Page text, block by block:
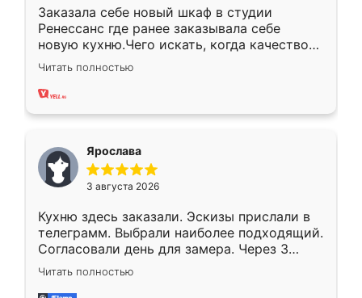
Заказала себе новый шкаф в студии
Ренессанс где ранее заказывала себе
новую кухню.Чего искать, когда качеством
вполне довольна. Служит кухня уже почти
два года, нареканий нет.
Читать полностью
Ярослава
3 августа 2026
Кухню здесь заказали. Эскизы прислали в
телеграмм. Выбрали наиболее подходящий.
Согласовали день для замера. Через 3
недели кухня была уже готова. Остались
довольны работой. Спасибо Ренессанс
Читать полностью